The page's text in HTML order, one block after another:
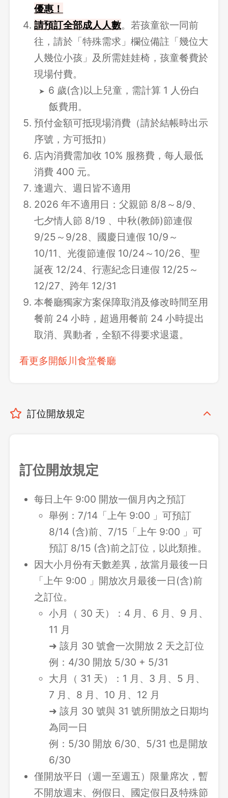
優惠！
請預訂全部成人人數。若孩童欲一同前
往，請於「特殊需求」欄位備註「幾位大
人幾位小孩」及所需娃娃椅，孩童餐費於
現場付費。
6 歲(含)以上兒童，需計算 1 人份白
飯費用。
預付金額可抵現場消費（請於結帳時出示
序號，方可抵扣）
店內消費需加收 10% 服務費，每人最低
消費 400 元。
逢週六、週日皆不適用
2026 年不適用日：父親節 8/8～8/9、
七夕情人節 8/19 、中秋(教師)節連假
9/25～9/28、國慶日連假 10/9～
10/11、光復節連假 10/24～10/26、聖
誕夜 12/24、行憲紀念日連假 12/25～
12/27、跨年 12/31
本餐廳獨家方案保障取消及修改時間至用
餐前 24 小時，超過用餐前 24 小時提出
取消、異動者，全額不得要求退還。
看更多開飯川食堂餐廳
訂位開放規定
訂位開放規定
每日上午 9:00 開放一個月內之預訂
舉例：7/14「上午 9:00 」可預訂
8/14 (含)前、7/15「上午 9:00 」可
預訂 8/15 (含)前之訂位，以此類推。
因大小月份有天數差異，故當月最後一日
「上午 9:00 」開放次月最後一日(含)前
之訂位。
小月（ 30 天）：4 月、6 月、9 月、
11 月
➜ 該月 30 號會一次開放 2 天之訂位
例：4/30 開放 5/30 + 5/31
大月（ 31 天）：1 月、3 月、5 月、
7 月、8 月、10 月、12 月
➜ 該月 30 號與 31 號所開放之日期均
為同一日
例：5/30 開放 6/30、5/31 也是開放
6/30
僅開放平日（週一至週五）限量席次，暫
不開放週末、例假日、國定假日及特殊節